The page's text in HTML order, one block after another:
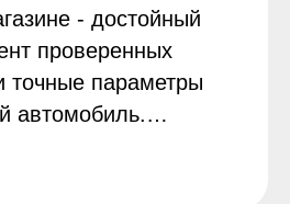
- достойный
проверенных
точные параметры
автомобиль.
оригинальные
цены и